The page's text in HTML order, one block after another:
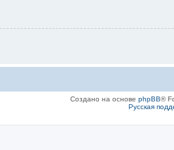
Создано на основе phpBB®
Русская